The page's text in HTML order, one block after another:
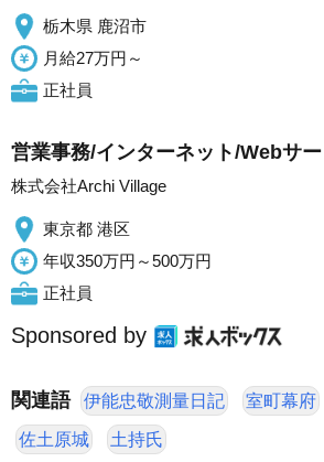
栃木県 鹿沼市
月給27万円～
正社員
営業事務/インターネット/Webサ
株式会社Archi Village
東京都 港区
年収350万円～500万円
正社員
Sponsored by
関連語 伊能忠敬測量日記 室町幕府
佐土原城 土持氏